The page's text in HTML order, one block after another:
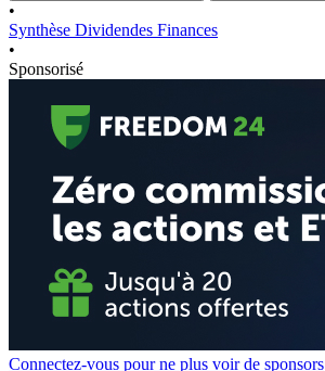
•
Synthèse Dividendes Finances
•
Sponsorisé
Connectez-vous pour ne plus voir de sponsors